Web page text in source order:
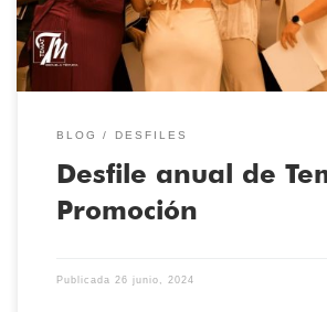
BLOG DESFILES
Desfile anual de
Promoción
Publicada 26 junio, 2024